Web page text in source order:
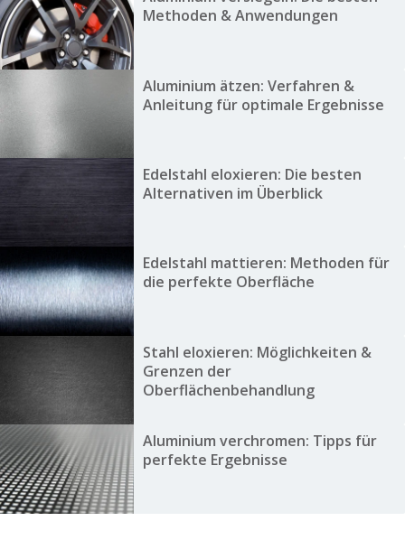
Methoden & Anwendungen
Aluminium ätzen: Verfahren &
Anleitung für optimale Ergebnisse
Edelstahl eloxieren: Die besten
Alternativen im Überblick
Edelstahl mattieren: Methoden für
die perfekte Oberfläche
Stahl eloxieren: Möglichkeiten &
Grenzen der
Oberflächenbehandlung
Aluminium verchromen: Tipps für
perfekte Ergebnisse